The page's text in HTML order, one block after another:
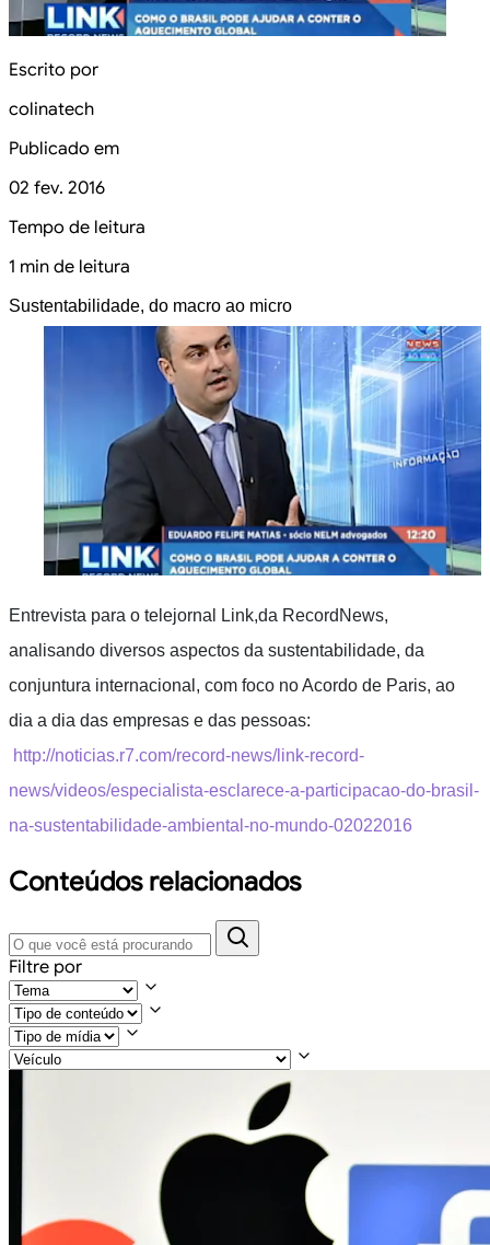
Escrito por
colinatech
Publicado em
02 fev. 2016
Tempo de leitura
1 min de leitura
Sustentabilidade, do macro ao micro
Entrevista para o telejornal Link,da RecordNews,
analisando diversos aspectos da sustentabilidade, da
conjuntura internacional, com foco no Acordo de Paris, ao
dia a dia das empresas e das pessoas:
http://noticias.r7.com/record-news/link-record-
news/videos/especialista-esclarece-a-participacao-do-brasil-
na-sustentabilidade-ambiental-no-mundo-02022016
Conteúdos relacionados
Filtre por